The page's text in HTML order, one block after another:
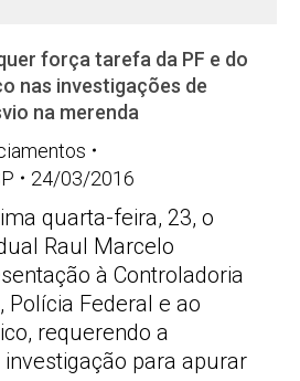
força tarefa da PF e do
nas investigações de
na merenda
24/03/2016
quarta-feira, 23, o
Raul Marcelo
à Controladoria
Polícia Federal e ao
requerendo a
para apurar